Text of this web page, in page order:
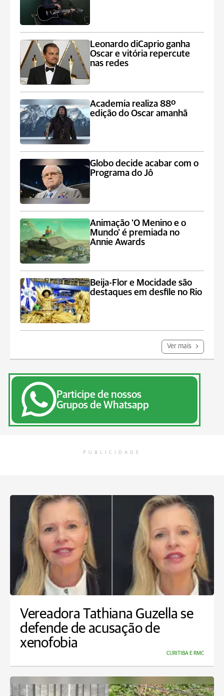
Leonardo diCaprio ganha
Oscar e vitória repercute
nas redes
Academia realiza 88º
edição do Oscar amanhã
Globo decide acabar com o
Programa do Jô
Animação 'O Menino e o
Mundo' é premiada no
Annie Awards
Beija-Flor e Mocidade são
destaques em desfile no Rio
Ver mais
Participe de nossos
Grupos de Whatsapp
PUBLICIDADE
Vereadora Tathiana Guzella se
defende de acusação de
xenofobia
CURITIBA E RMC